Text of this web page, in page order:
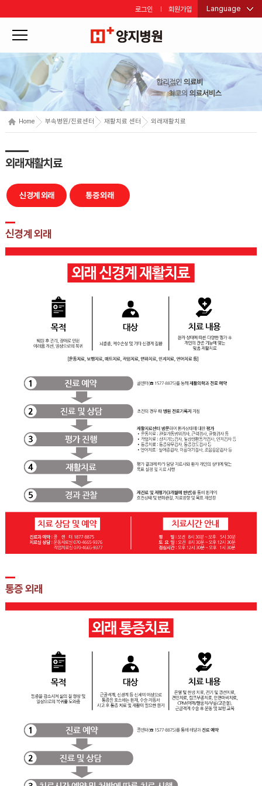
로그인 회원가입 Language
Home 부속병원/진료센터 재활치료 센터 외래재활치료
외래재활치료
신경계 외래 통증 외래
신경계 외래
통증 외래